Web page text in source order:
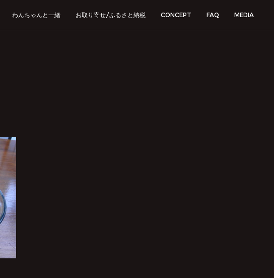
わんちゃんと一緒 お取り寄せ/ふるさと納税 CONCEPT FAQ MEDIA